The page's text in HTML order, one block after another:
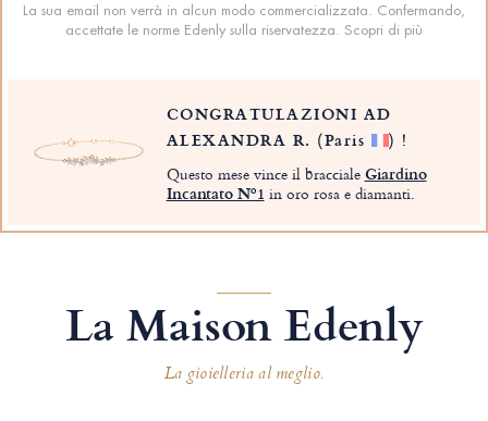
La sua email non verrà in alcun modo commercializzata. Confermando,
accettate le norme Edenly sulla riservatezza. Scopri di più
CONGRATULAZIONI AD
ALEXANDRA R. (Paris ) !
Questo mese vince il braccialeGiardino
Incantato Nº1 in oro rosa e diamanti.
La Maison Edenly
La gioielleria al meglio.